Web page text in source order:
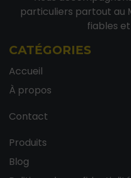
particuliers partout au
fiables
CATÉGORIES
Accueil
À propos
Contact
Produits
Blog